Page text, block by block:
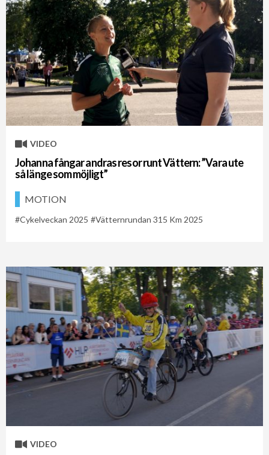
VIDEO
Johanna fångar andras resor runt Vättern: ”Vara ute
så länge som möjligt”
MOTION
Cykelveckan 2025 Vätternrundan 315 Km 2025
VIDEO